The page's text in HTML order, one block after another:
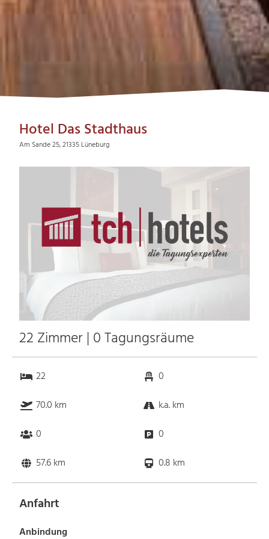
Hotel Das Stadthaus
Am Sande 25, 21335 Lüneburg
22 Zimmer | 0 Tagungsräume
22
0
70.0 km
k.a. km
0
0
57.6 km
0.8 km
Anfahrt
Anbindung